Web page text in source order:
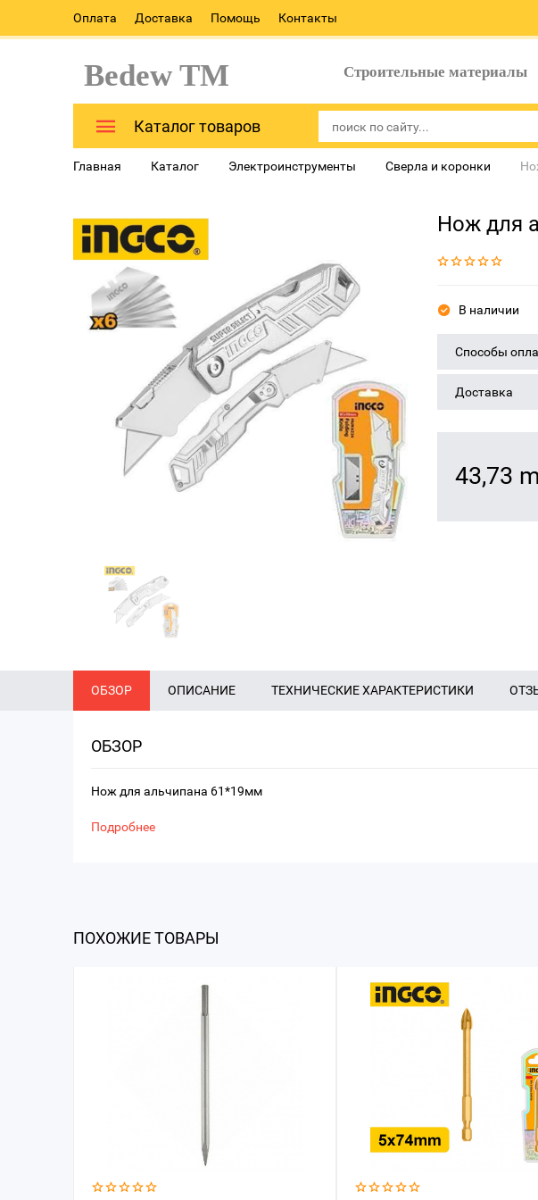
Оплата Доставка Помощь Контакты
Bedew TM Строительные материалы
Каталог товаров
Главная Каталог Электроинструменты Сверла и коронки
Нож для
В наличии
Способы
Доставка
43,73
ОБЗОР ОПИСАНИЕ ТЕХНИЧЕСКИЕ ХАРАКТЕРИСТИКИ
ОБЗОР
Нож для альчипана 61*19мм
Подробнее
ПОХОЖИЕ ТОВАРЫ